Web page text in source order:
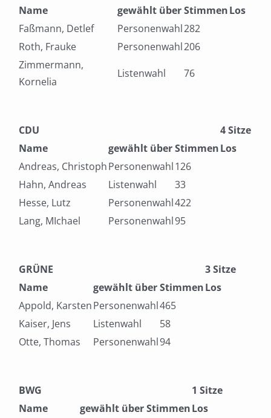
Name
gewählt überStimmenLos
Faßmann, Detlef
Personenwahl282
Roth, Frauke
Personenwahl206
Zimmermann,
Kornelia
Listenwahl 76
CDU
4 Sitze
Name
gewählt überStimmenLos
Andreas, ChristophPersonenwahl126
Hahn, Andreas
Listenwahl
33
Hesse, Lutz
Personenwahl422
Lang, MIchael
Personenwahl95
GRÜNE
3 Sitze
Name
gewählt überStimmenLos
Appold, KarstenPersonenwahl465
Kaiser, Jens
Listenwahl
58
Otte, Thomas
Personenwahl94
BWG
1 Sitze
Name
gewählt überStimmenLos